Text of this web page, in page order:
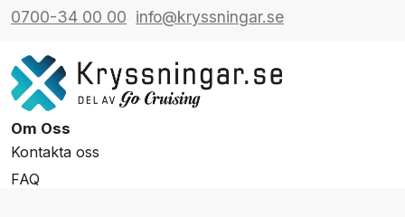
0700-34 00 00 info@kryssningar.se
Om Oss
Kontakta oss
FAQ